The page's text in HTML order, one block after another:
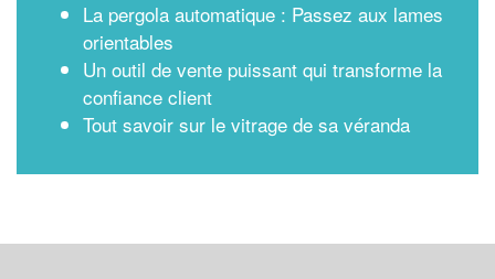
La pergola automatique : Passez aux lames
orientables
Un outil de vente puissant qui transforme la
confiance client
Tout savoir sur le vitrage de sa véranda